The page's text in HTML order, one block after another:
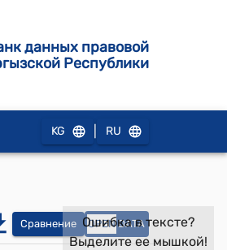
данных правовой
Республики
KG RU
Сравнение OPEN DATA
Ошибка в тексте?
Выделите ее мышкой!